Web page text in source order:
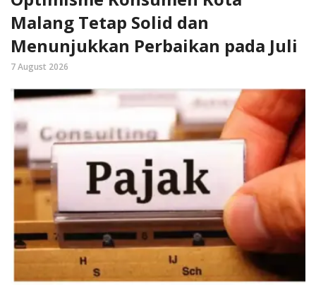
Malang Tetap Solid dan
Menunjukkan Perbaikan pada Juli
7 August 2026